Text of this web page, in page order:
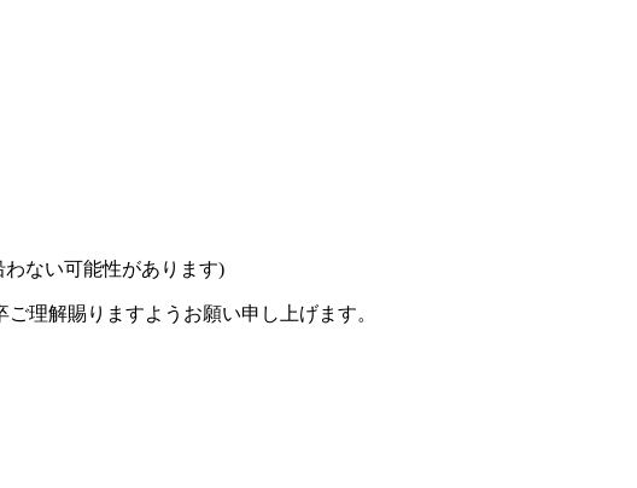
ない可能性があります)
理解賜りますようお願い申し上げます。